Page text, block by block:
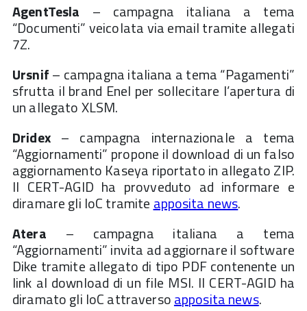
AgentTesla – campagna italiana a tema
“Documenti” veicolata via email tramite allegati
7Z.
Ursnif– campagna italiana a tema “Pagamenti”
sfrutta il brand Enel per sollecitare l’apertura di
un allegato XLSM.
Dridex– campagna internazionale a tema
“Aggiornamenti” propone il download di un falso
aggiornamento Kaseya riportato in allegato ZIP.
Il CERT-AGID ha provveduto ad informare e
diramare gli IoC tramiteapposita news.
Atera – campagna italiana a tema
“Aggiornamenti” invita ad aggiornare il software
Dike tramite allegato di tipo PDF contenente un
link al download di un file MSI. Il CERT-AGID ha
diramato gli IoC attraversoapposita news.